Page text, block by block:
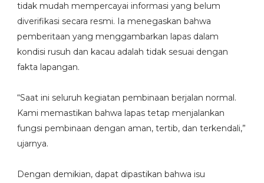
tidak mudah mempercayai informasi yang belum
diverifikasi secara resmi. Ia menegaskan bahwa
pemberitaan yang menggambarkan lapas dalam
kondisi rusuh dan kacau adalah tidak sesuai dengan
fakta lapangan.
“Saat ini seluruh kegiatan pembinaan berjalan normal.
Kami memastikan bahwa lapas tetap menjalankan
fungsi pembinaan dengan aman, tertib, dan terkendali,”
ujarnya.
Dengan demikian, dapat dipastikan bahwa isu